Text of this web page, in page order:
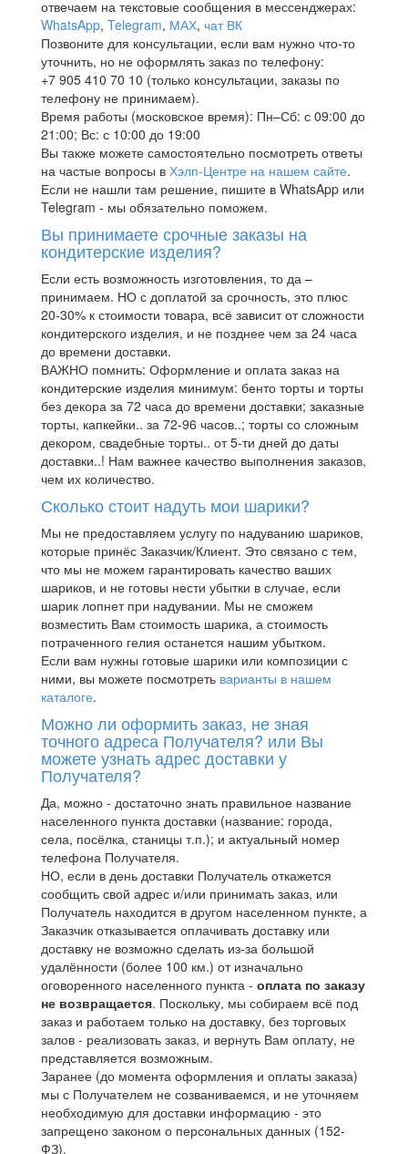
отвечаем на текстовые сообщения в мессенджерах:
WhatsApp, Telegram, МАХ, чат ВК
Позвоните для консультации, если вам нужно что-то
уточнить, но не оформлять заказ по телефону:
+7 905 410 70 10 (только консультации, заказы по
телефону не принимаем).
Время работы (московское время): Пн–Сб: с 09:00 до
21:00; Вс: с 10:00 до 19:00
Вы также можете самостоятельно посмотреть ответы
на частые вопросы в Хэлп-Центре на нашем сайте.
Если не нашли там решение, пишите в WhatsApp или
Telegram - мы обязательно поможем.
Вы принимаете срочные заказы на
кондитерские изделия?
Если есть возможность изготовления, то да –
принимаем. НО с доплатой за срочность, это плюс
20-30% к стоимости товара, всё зависит от сложности
кондитерского изделия, и не позднее чем за 24 часа
до времени доставки.
ВАЖНО помнить: Оформление и оплата заказ на
кондитерские изделия минимум: бенто торты и торты
без декора за 72 часа до времени доставки; заказные
торты, капкейки.. за 72-96 часов..; торты со сложным
декором, свадебные торты.. от 5-ти дней до даты
доставки..! Нам важнее качество выполнения заказов,
чем их количество.
Сколько стоит надуть мои шарики?
Мы не предоставляем услугу по надуванию шариков,
которые принёс Заказчик/Клиент. Это связано с тем,
что мы не можем гарантировать качество ваших
шариков, и не готовы нести убытки в случае, если
шарик лопнет при надувании. Мы не сможем
возместить Вам стоимость шарика, а стоимость
потраченного гелия останется нашим убытком.
Если вам нужны готовые шарики или композиции с
ними, вы можете посмотреть варианты в нашем
каталоге.
Можно ли оформить заказ, не зная
точного адреса Получателя? или Вы
можете узнать адрес доставки у
Получателя?
Да, можно - достаточно знать правильное название
населенного пункта доставки (название: города,
села, посёлка, станицы т.п.); и актуальный номер
телефона Получателя.
НО, если в день доставки Получатель откажется
сообщить свой адрес и/или принимать заказ, или
Получатель находится в другом населенном пункте, а
Заказчик отказывается оплачивать доставку или
доставку не возможно сделать из-за большой
удалённости (более 100 км.) от изначально
оговоренного населенного пункта - оплата по заказу
не возвращается. Поскольку, мы собираем всё под
заказ и работаем только на доставку, без торговых
залов - реализовать заказ, и вернуть Вам оплату, не
представляется возможным.
Заранее (до момента оформления и оплаты заказа)
мы с Получателем не созваниваемся, и не уточняем
необходимую для доставки информацию - это
запрещено законом о персональных данных (152-
ФЗ).